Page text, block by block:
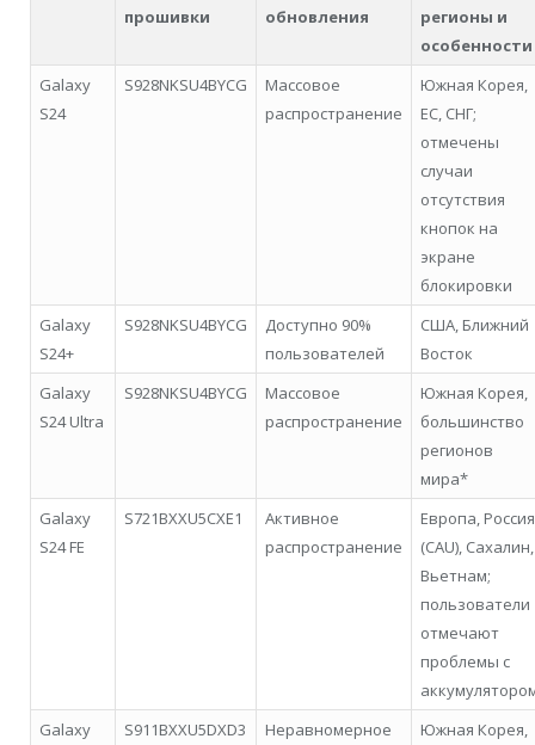
прошивки
обновления
регионы и
особенности
Galaxy
S24
S928NKSU4BYCG
Массовое
распространение
Южная Корея,
ЕС, СНГ;
отмечены
случаи
отсутствия
кнопок на
экране
блокировки
Galaxy
S24+
S928NKSU4BYCG
Доступно 90%
пользователей
США, Ближний
Восток
Galaxy
S24 Ultra
S928NKSU4BYCG
Массовое
распространение
Южная Корея,
большинство
регионов
мира*
Galaxy
S24 FE
S721BXXU5CXE1
Активное
распространение
Европа, Россия
(CAU), Сахалин,
Вьетнам;
пользователи
отмечают
проблемы с
Galaxy
S911BXXU5DXD3
Неравномерное
Южная Корея,